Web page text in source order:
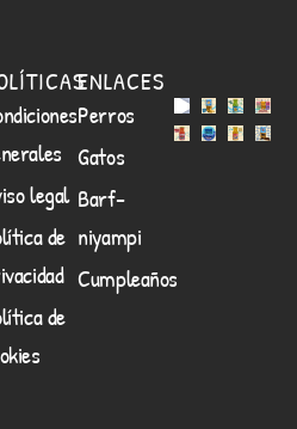
legal
de
de
ENLACES
Perros
Gatos
Barf-
niyampi
Cumpleaños